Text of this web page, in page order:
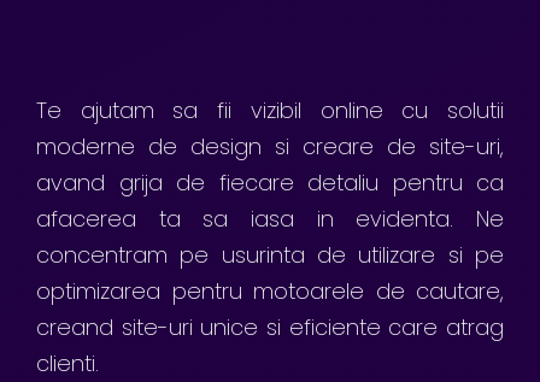
Te ajutam sa fii vizibil online cu solutii
moderne de design si creare de site-uri,
avand grija de fiecare detaliu pentru ca
afacerea ta sa iasa in evidenta. Ne
concentram pe usurinta de utilizare si pe
optimizarea pentru motoarele de cautare,
creand site-uri unice si eficiente care atrag
clienti.